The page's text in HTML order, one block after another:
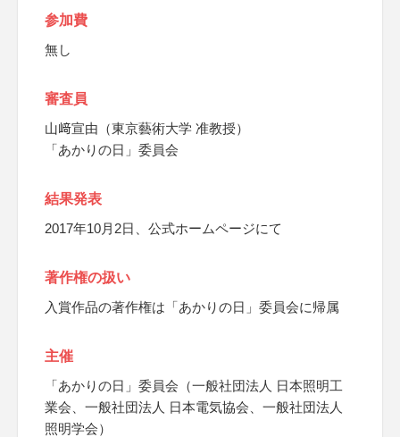
参加費
無し
審査員
山﨑宣由（東京藝術大学 准教授）
「あかりの日」委員会
結果発表
2017年10月2日、公式ホームページにて
著作権の扱い
入賞作品の著作権は「あかりの日」委員会に帰属
主催
「あかりの日」委員会（一般社団法人 日本照明工
業会、一般社団法人 日本電気協会、一般社団法人
照明学会）